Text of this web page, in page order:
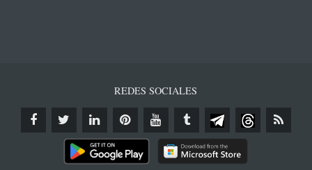
REDES SOCIALES